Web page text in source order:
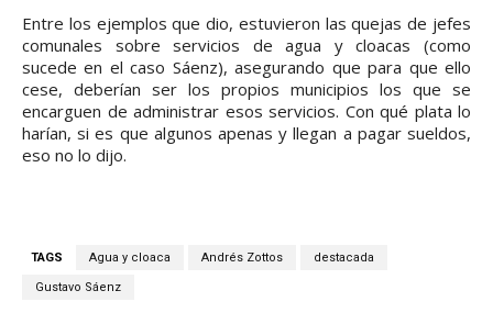
Entre los ejemplos que dio, estuvieron las quejas de jefes
comunales sobre servicios de agua y cloacas (como
sucede en el caso Sáenz), asegurando que para que ello
cese, deberían ser los propios municipios los que se
encarguen de administrar esos servicios. Con qué plata lo
harían, si es que algunos apenas y llegan a pagar sueldos,
eso no lo dijo.
TAGS Agua y cloaca Andrés Zottos destacada
Gustavo Sáenz